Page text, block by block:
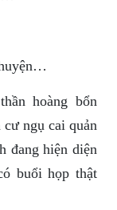
hoàng bổn
ngụ cai quản
đang hiện diện
buổi họp thật